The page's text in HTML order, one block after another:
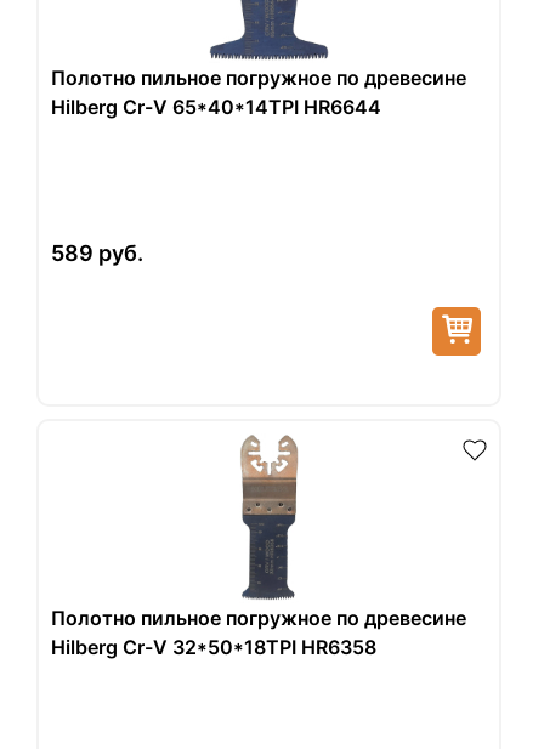
Полотно пильное погружное по древесине
Hilberg Cr-V 65*40*14TPI HR6644
589 руб.
Полотно пильное погружное по древесине
Hilberg Cr-V 32*50*18TPI HR6358